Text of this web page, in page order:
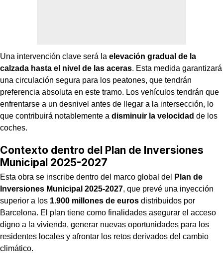
Una intervención clave será la elevación gradual de la
calzada hasta el nivel de las aceras. Esta medida garantizará
una circulación segura para los peatones, que tendrán
preferencia absoluta en este tramo. Los vehículos tendrán que
enfrentarse a un desnivel antes de llegar a la intersección, lo
que contribuirá notablemente a disminuir la velocidad de los
coches.
Contexto dentro del Plan de Inversiones
Municipal 2025-2027
Esta obra se inscribe dentro del marco global del
Plan de
Inversiones Municipal 2025-2027, que prevé una inyección
superior a los 1.900 millones de euros distribuidos por
Barcelona. El plan tiene como finalidades asegurar el acceso
digno a la vivienda, generar nuevas oportunidades para los
residentes locales y afrontar los retos derivados del cambio
climático.